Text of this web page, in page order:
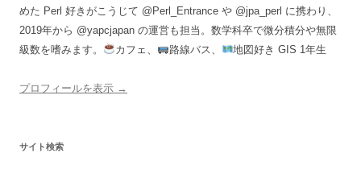
めた Perl 好きがこうじて @Perl_Entrance や @jpa_perl に携わり、
2019年から @yapcjapan の運営も担当。数学科卒で微分積分や無限
級数を嗜みます。
カフェ、 路線バス、 地図好き GIS 1年生
プロフィールを表示 →
サイト検索